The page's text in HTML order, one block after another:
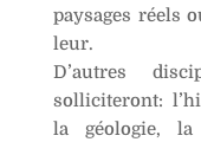
paysages réels
leur.
D’autres
solliciteront:
la géologie,